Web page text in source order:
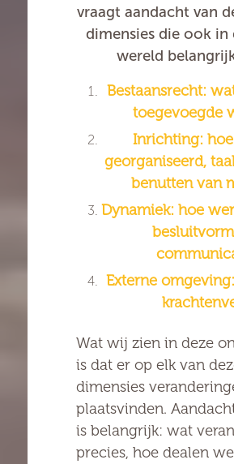
vraagt aandacht van
dimensies die ook in
wereld
Bestaansrecht:
toegevoegde
Inrichting:
georganiseerd,
benutten van
Dynamiek: hoe
Externe
Wat wij zien in deze
is dat er op elk van
dimensies
plaatsvinden.
is belangrijk: wat
precies, hoe dealen